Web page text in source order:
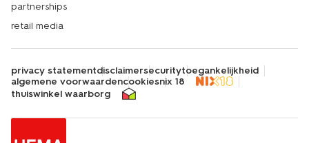
partnerships
retail media
privacy statementdisclaimersecuritytoegankelijkheid
algemene voorwaardencookiesnix 18
thuiswinkel waarborg